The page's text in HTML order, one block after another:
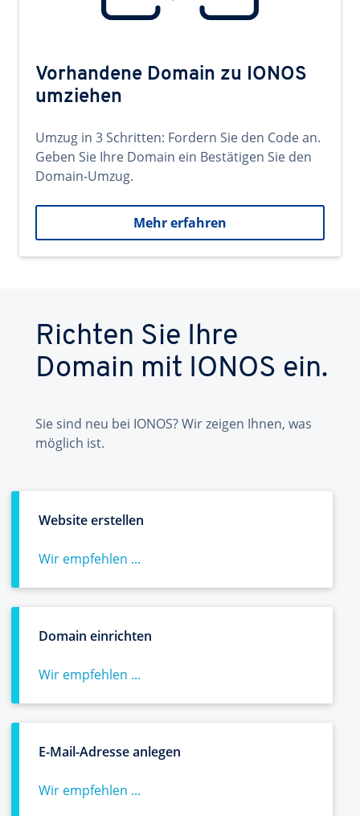
Vorhandene Domain zu IONOS
umziehen
Umzug in 3 Schritten: Fordern Sie den Code an.
Geben Sie Ihre Domain ein Bestätigen Sie den
Domain-Umzug.
Mehr erfahren
Richten Sie Ihre
Domain mit IONOS ein.
Sie sind neu bei IONOS? Wir zeigen Ihnen, was
möglich ist.
Website erstellen
Wir empfehlen ...
Domain einrichten
Wir empfehlen ...
E-Mail-Adresse anlegen
Wir empfehlen ...